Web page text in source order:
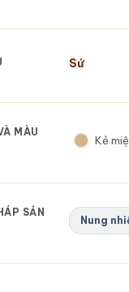
Sứ
MÀU
Kẻ
SẢN
Nung